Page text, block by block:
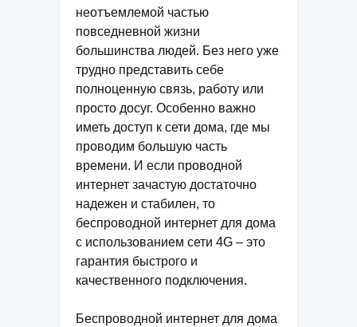
неотъемлемой частью
повседневной жизни
большинства людей. Без него уже
трудно представить себе
полноценную связь, работу или
просто досуг. Особенно важно
иметь доступ к сети дома, где мы
проводим большую часть
времени. И если проводной
интернет зачастую достаточно
надежен и стабилен, то
беспроводной интернет для дома
с использованием сети 4G – это
гарантия быстрого и
качественного подключения.
Беспроводной интернет для дома